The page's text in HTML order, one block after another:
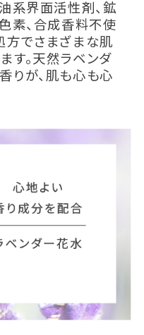
系界面活性剤、鉱
素、合成香料不使
方でさまざまな肌
す。天然ラベンダ
りが、肌も心も心